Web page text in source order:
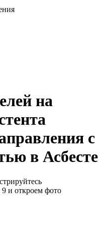
на
с
в Асбесте
и откроем фото